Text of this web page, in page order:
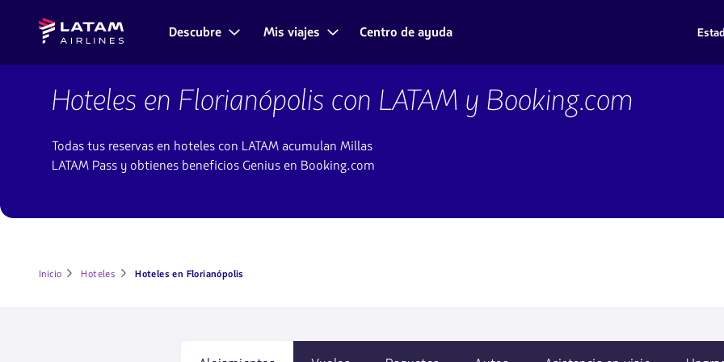
contenido
principal.
Navegación
secciones
usuario.
Latam
Airlines
Descubre Mis viajes Centro de ayuda
FlorianópolisHoteles en Florianópolis con LATAM y Booking.com
Todas tus reservas en hoteles con LATAM acumulan Millas
LATAM Pass y obtienes beneficios Genius en Booking.com
Inicio Hoteles Hoteles en Florianópolis